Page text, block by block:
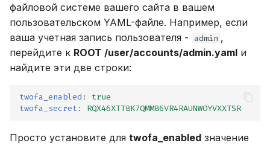
файловой системе вашего сайта в вашем
пользовательском YAML-файле. Например, если
ваша учетная запись пользователя -
admin ,
перейдите к ROOT /user/accounts/admin.yaml и
найдите эти две строки:
twofa_enabled :
true
twofa_secret : RQX46XTTBK7QMMB6VR4RAUNWOYVXXTSR
Просто установите для twofa_enabled значение